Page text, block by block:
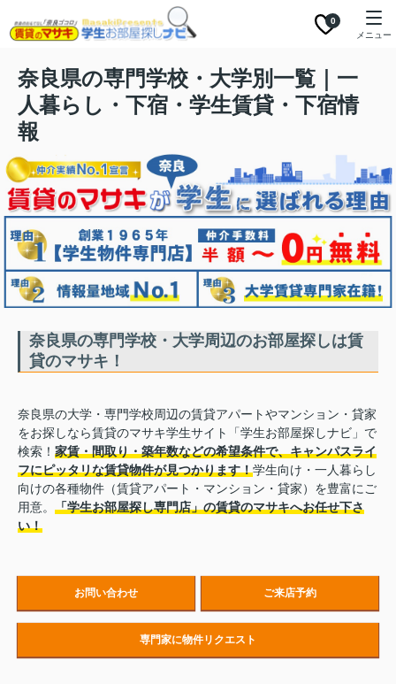
0
メニュー
奈良県の専門学校・大学別一覧｜一
人暮らし・下宿・学生賃貸・下宿情
報
奈良県の専門学校・大学周辺のお部屋探しは賃
貸のマサキ！
奈良県の大学・専門学校周辺の賃貸アパートやマンション・貸家
をお探しなら賃貸のマサキ学生サイト「学生お部屋探しナビ」で
検索！ 家賃・間取り・築年数などの希望条件で、キャンパスライ
フにピッタリな賃貸物件が見つかります！学生向け・一人暮らし
向けの各種物件（賃貸アパート・マンション・貸家）を豊富にご
用意。 「学生お部屋探し専門店」の賃貸のマサキへお任せ下さ
い！
お問い合わせ ご来店予約
専門家に物件リクエスト